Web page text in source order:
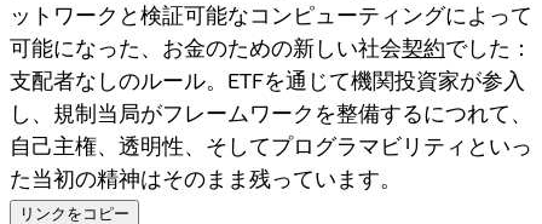
ットワークと検証可能なコンピューティングによって
可能になった、お金のための新しい社会契約でした：
支配者なしのルール。ETFを通じて機関投資家が参入
し、規制当局がフレームワークを整備するにつれて、
自己主権、透明性、そしてプログラマビリティといっ
た当初の精神はそのまま残っています。
リンクをコピー